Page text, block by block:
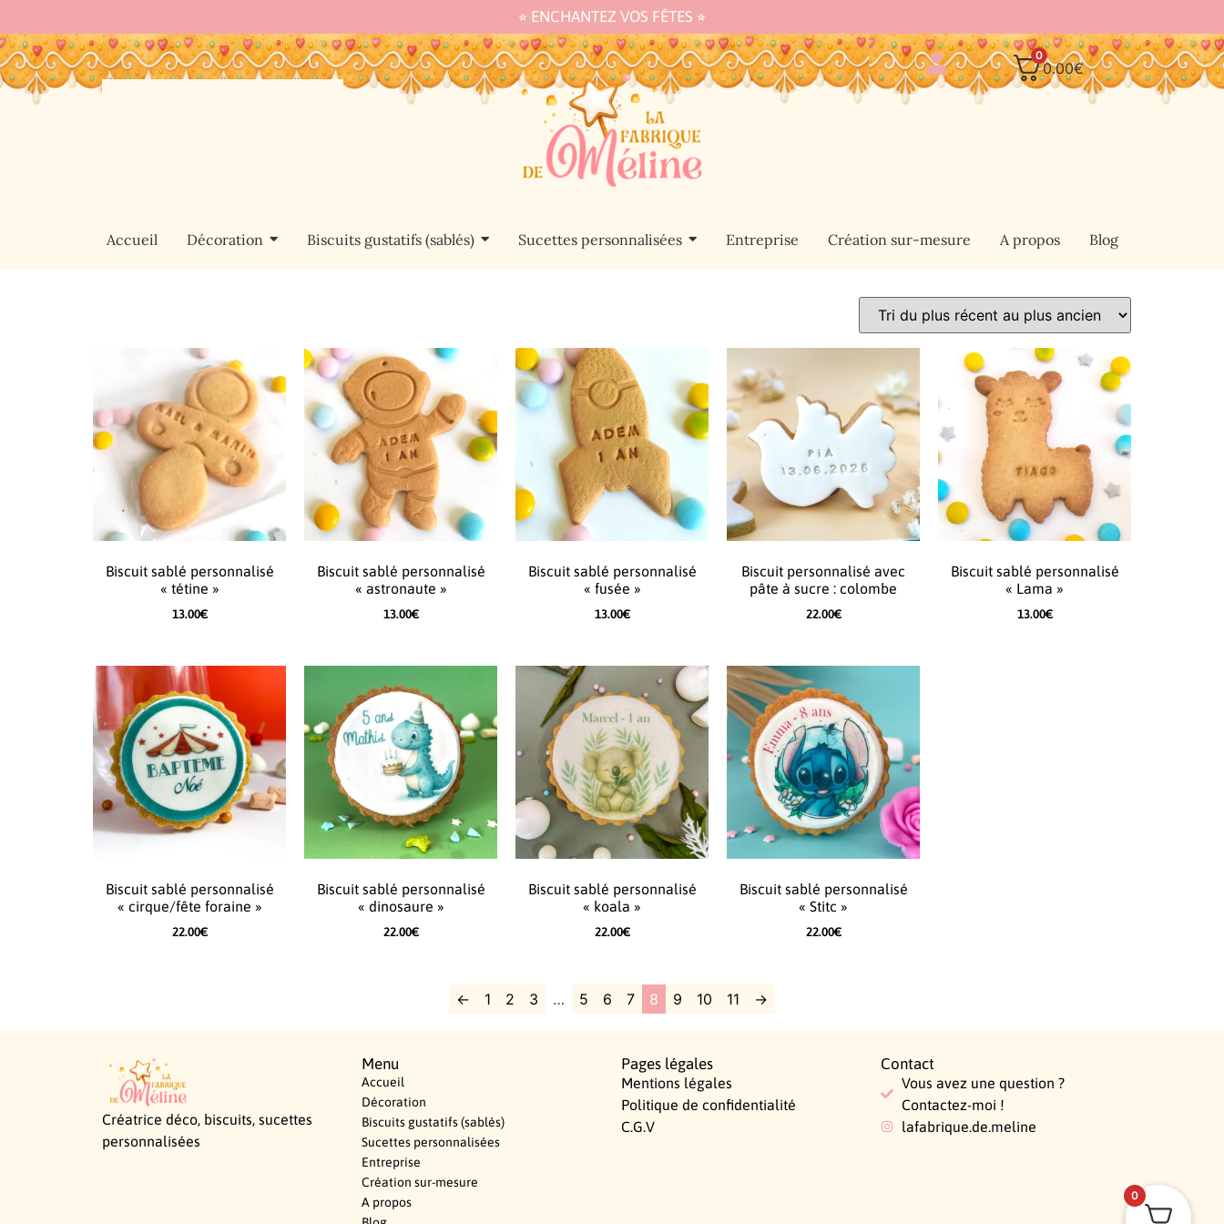
⭐︎ ENCHANTEZ VOS FÊTES ⭐︎
0
0.00€
Accueil Décoration Biscuits gustatifs (sablés) Sucettes personnalisées Entreprise Création sur-mesure A propos Blog
Biscuit sablé personnalisé
« tétine »
13.00€
Biscuit sablé personnalisé
« astronaute »
13.00€
Biscuit sablé personnalisé
« fusée »
13.00€
Biscuit personnalisé avec
pâte à sucre : colombe
22.00€
Biscuit sablé personnalisé
« Lama »
13.00€
Biscuit sablé personnalisé
« cirque/fête foraine »
22.00€
Biscuit sablé personnalisé
« dinosaure »
22.00€
Biscuit sablé personnalisé
« koala »
22.00€
Biscuit sablé personnalisé
« Stitc »
22.00€
← 1 2 3 … 5 6 7 8 9 10 11 →
Créatrice déco, biscuits, sucettes
personnalisées
Menu
Accueil
Décoration
Biscuits gustatifs (sablés)
Sucettes personnalisées
Entreprise
Création sur-mesure
A propos
Pages légales
Mentions légales
Politique de confidentialité
C.G.V
Contact
Vous avez une question ?
Contactez-moi !
lafabrique.de.meline
0